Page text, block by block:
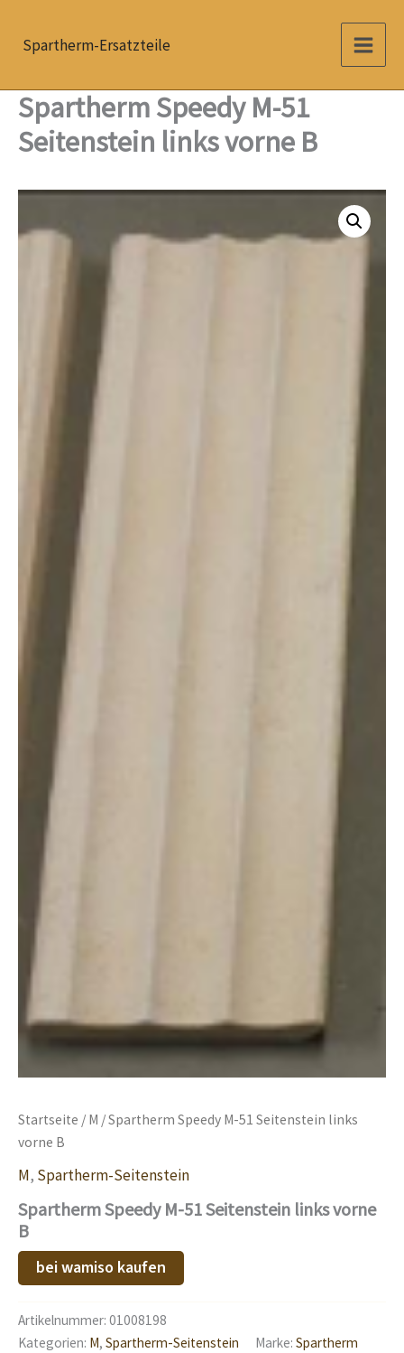
InhaltSpartherm-Ersatzteile
Spartherm Speedy M-51
Seitenstein links vorne B
Startseite / M / Spartherm Speedy M-51 Seitenstein links
vorne B
M, Spartherm-Seitenstein
Spartherm Speedy M-51 Seitenstein links vorne
B
bei wamiso kaufen
Artikelnummer: 01008198
Kategorien: M, Spartherm-Seitenstein Marke: Spartherm